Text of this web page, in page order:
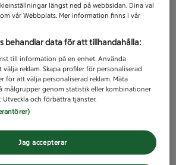
längst ned på webbsidan. Dina val
vår Webbplats. Mer information finns i vår
behandlar data för att tillhandahålla:
till information på en enhet. Använda
reklam. Skapa profiler för personaliserad
för att välja personaliserad reklam. Mäta
målgrupper genom statistik eller kombinationer
Utveckla och förbättra tjänster.
Jag accepterar